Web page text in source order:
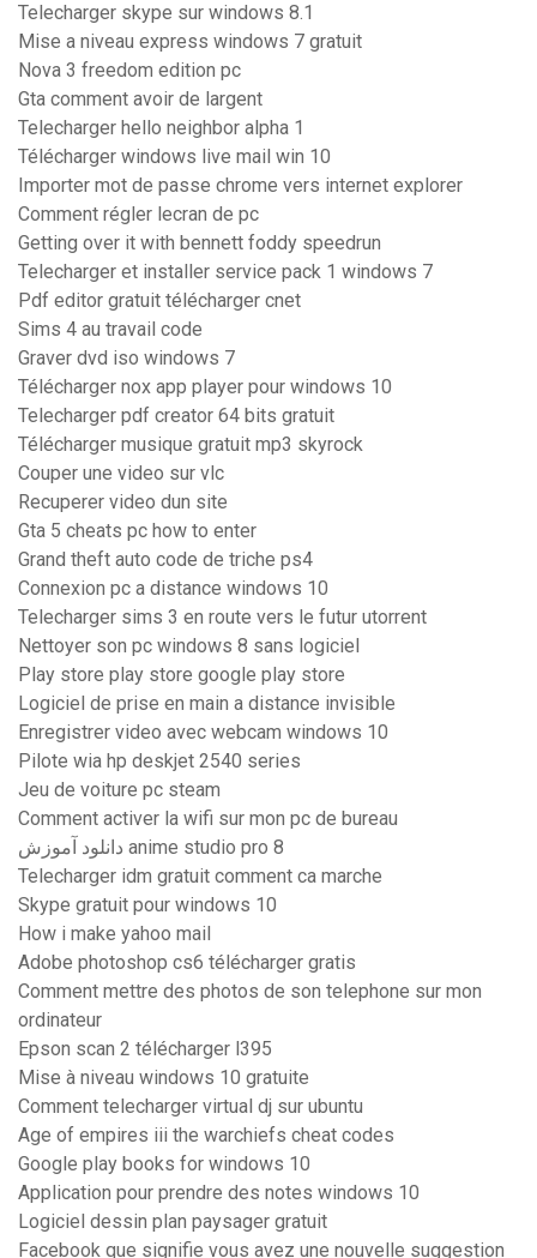
Telecharger skype sur windows 8.1
Mise a niveau express windows 7 gratuit
Nova 3 freedom edition pc
Gta comment avoir de largent
Telecharger hello neighbor alpha 1
Télécharger windows live mail win 10
Importer mot de passe chrome vers internet explorer
Comment régler lecran de pc
Getting over it with bennett foddy speedrun
Telecharger et installer service pack 1 windows 7
Pdf editor gratuit télécharger cnet
Sims 4 au travail code
Graver dvd iso windows 7
Télécharger nox app player pour windows 10
Telecharger pdf creator 64 bits gratuit
Télécharger musique gratuit mp3 skyrock
Couper une video sur vlc
Recuperer video dun site
Gta 5 cheats pc how to enter
Grand theft auto code de triche ps4
Connexion pc a distance windows 10
Telecharger sims 3 en route vers le futur utorrent
Nettoyer son pc windows 8 sans logiciel
Play store play store google play store
Logiciel de prise en main a distance invisible
Enregistrer video avec webcam windows 10
Pilote wia hp deskjet 2540 series
Jeu de voiture pc steam
Comment activer la wifi sur mon pc de bureau
دانلود آموزش anime studio pro 8
Telecharger idm gratuit comment ca marche
Skype gratuit pour windows 10
How i make yahoo mail
Adobe photoshop cs6 télécharger gratis
Comment mettre des photos de son telephone sur mon
ordinateur
Epson scan 2 télécharger l395
Mise à niveau windows 10 gratuite
Comment telecharger virtual dj sur ubuntu
Age of empires iii the warchiefs cheat codes
Google play books for windows 10
Application pour prendre des notes windows 10
Logiciel dessin plan paysager gratuit
Facebook que signifie vous avez une nouvelle suggestion